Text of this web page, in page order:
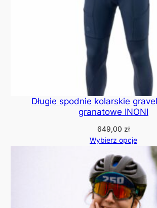
Długie spodnie kolarskie
granatowe INONI
649,00 zł
Wybierz opcje